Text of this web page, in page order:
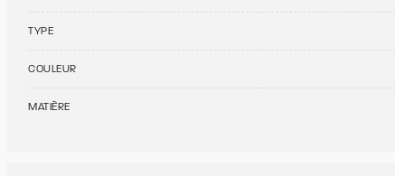
TYPE
COULEUR
MATIÈRE